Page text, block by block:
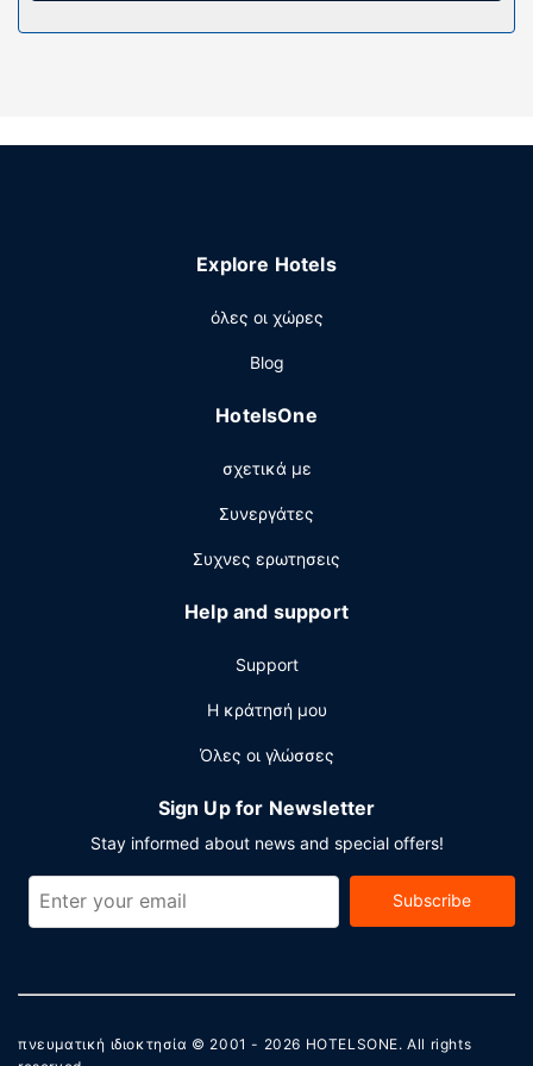
ασύρματο ίντερνετ, χώρο για πικνίκ και αίθουσα
Σερβίρεται δωρεάν πρωινό (ευρωπαϊκό) καθημερινά
Στις σημαντικές παροχές περιλαμβάνονται ρεσεψιόν
αυτόματος πωλητής. Στους χώρους μας θα βρείτε
Explore Hotels
όλες οι χώρες
Blog
HotelsOne
σχετικά με
Συνεργάτες
Συχνες ερωτησεις
Help and support
Support
Η κράτησή μου
Όλες οι γλώσσες
Sign Up for Newsletter
Stay informed about news and special offers!
Subscribe
πνευματική ιδιοκτησία © 2001 - 2026 HOTELSONE. All rights